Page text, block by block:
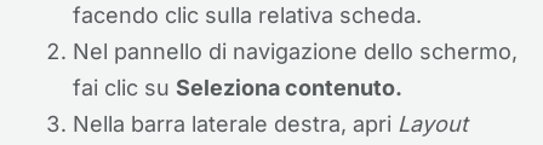
facendo clic sulla relativa scheda.
Nel pannello di navigazione dello schermo,
fai clic su Seleziona contenuto.
Nella barra laterale destra, apri Layout